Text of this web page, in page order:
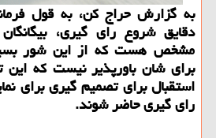
به گزارش حراج کن، به قول
دقایق شروع رای گیری،
مشخص هست که از این شور
برای شان باورپذیر نیست که این
استقبال برای تصمیم گیری برای
رای گیری حاضر شوند.